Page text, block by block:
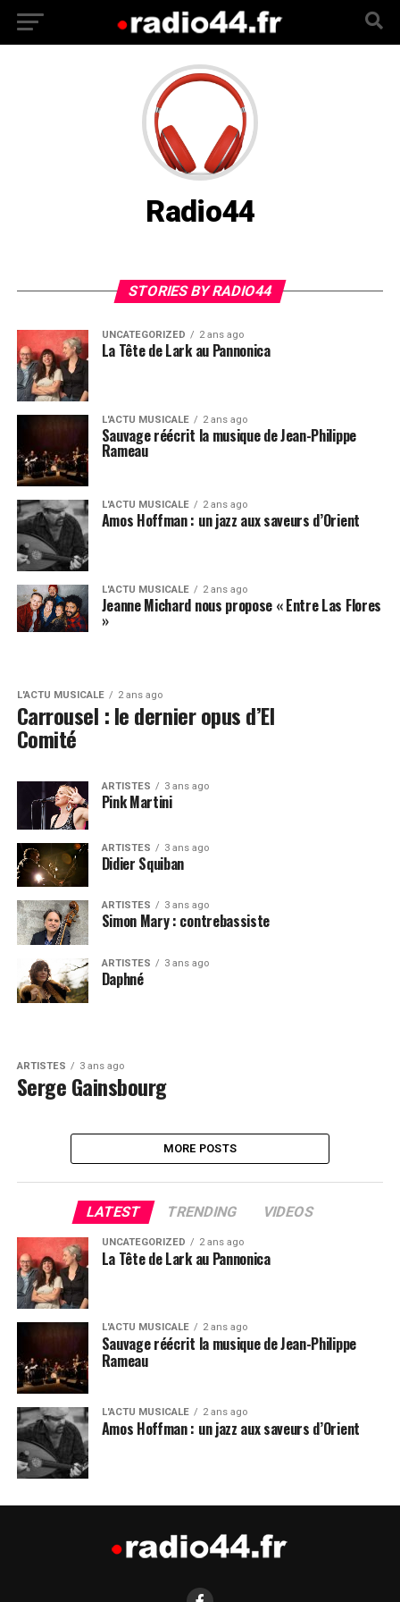
Radio44
STORIES BY RADIO44
UNCATEGORIZED 2 ans ago
La Tête de Lark au Pannonica
L'ACTU MUSICALE 2 ans ago
Sauvage réécrit la musique de Jean-Philippe
Rameau
L'ACTU MUSICALE 2 ans ago
Amos Hoffman : un jazz aux saveurs d’Orient
L'ACTU MUSICALE 2 ans ago
Jeanne Michard nous propose « Entre Las Flores
»
L'ACTU MUSICALE 2 ans ago
Carrousel : le dernier opus d’El
Comité
ARTISTES 3 ans ago
Pink Martini
ARTISTES 3 ans ago
Didier Squiban
ARTISTES 3 ans ago
Simon Mary : contrebassiste
ARTISTES 3 ans ago
Daphné
ARTISTES 3 ans ago
Serge Gainsbourg
MORE POSTS
LATEST TRENDING VIDEOS
UNCATEGORIZED 2 ans ago
La Tête de Lark au Pannonica
L'ACTU MUSICALE 2 ans ago
Sauvage réécrit la musique de Jean-Philippe
Rameau
L'ACTU MUSICALE 2 ans ago
Amos Hoffman : un jazz aux saveurs d’Orient